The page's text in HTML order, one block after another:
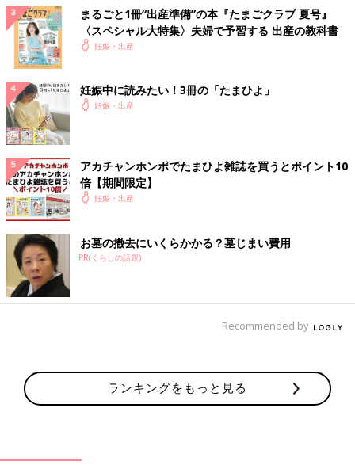
ブ誌面では、妊娠がわかったときのエピソード
や、妊婦健診で気になったことについて話して
くれました。 ぜひ、チェックしてくださいね！
今から、産後の赤ちゃんとの暮らしをイメージしながら、旦那さ
んと妊娠生活を過ごしているすみれさん。ポジティブに、明るく
ハッピーな家庭を目指して、残りの妊娠生活も楽しんでほしいで
すね。
参考／『たまごクラブ』2022年3月号「インタビュー」
※掲載している情報は2022年2月現在のものです。
すみれ
PROFILE
1990年生まれ。東京都出身、ハワイ育ち。16才のときにモデル
デビュー。国内で女優、歌手、タレントとして活躍する一方、ハ
リウッド映画、TVにも進出。2021年に結婚と妊娠を発表。
まるごと1冊“出産準備”の本『たまごクラブ 夏号』
〈スペシャル大特集〉夫婦で予習する 出産の教科書
妊娠・出産
妊娠中に読みたい！3冊の「たまひよ」
妊娠・出産
アカチャンホンポでたまひよ雑誌を買うとポイント10
倍【期間限定】
妊娠・出産
お墓の撤去にいくらかかる？墓じまい費用
PR(くらしの話題)
Recommended by
ランキングをもっと見る